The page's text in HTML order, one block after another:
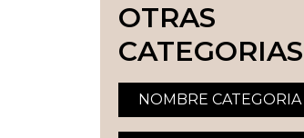
OTRAS
CATEGORIAS
NOMBRE CATEGORIA